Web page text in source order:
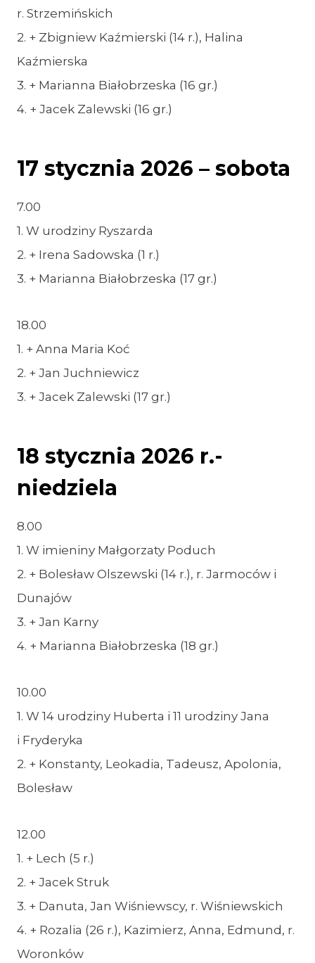
r. Strzemińskich
2. + Zbigniew Kaźmierski (14 r.), Halina
Kaźmierska
3. + Marianna Białobrzeska (16 gr.)
4. + Jacek Zalewski (16 gr.)
17 stycznia 2026 – sobota
7.00
1. W urodziny Ryszarda
2. + Irena Sadowska (1 r.)
3. + Marianna Białobrzeska (17 gr.)
18.00
1. + Anna Maria Koć
2. + Jan Juchniewicz
3. + Jacek Zalewski (17 gr.)
18 stycznia 2026 r.-
niedziela
8.00
1. W imieniny Małgorzaty Poduch
2. + Bolesław Olszewski (14 r.), r. Jarmoców i
Dunajów
3. + Jan Karny
4. + Marianna Białobrzeska (18 gr.)
10.00
1. W 14 urodziny Huberta i 11 urodziny Jana
i Fryderyka
2. + Konstanty, Leokadia, Tadeusz, Apolonia,
Bolesław
12.00
1. + Lech (5 r.)
2. + Jacek Struk
3. + Danuta, Jan Wiśniewscy, r. Wiśniewskich
4. + Rozalia (26 r.), Kazimierz, Anna, Edmund, r.
Woronków